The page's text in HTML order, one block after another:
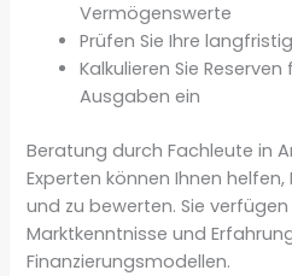
Vermögenswerte
Prüfen Sie Ihre
Kalkulieren Sie
Ausgaben ein
Beratung durch Fachleute in
Experten können Ihnen helfen,
und zu bewerten. Sie
Marktkenntnisse und
Finanzierungsmodellen.